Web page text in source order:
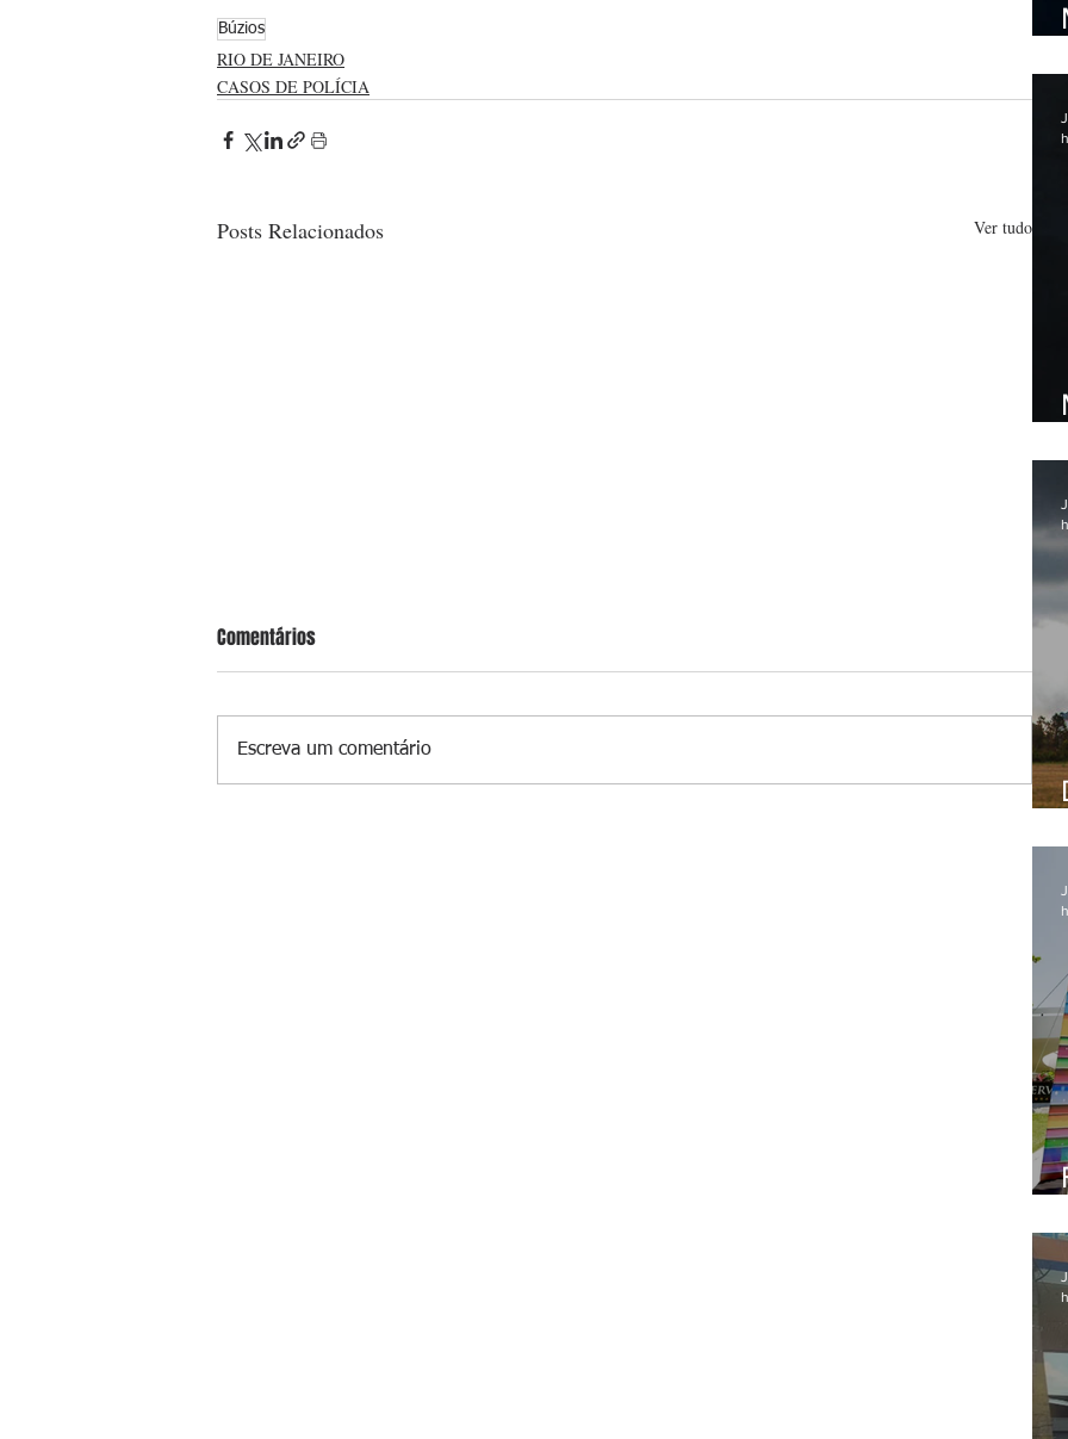
Búzios
RIO DE JANEIRO
CASOS DE POLÍCIA
Posts Relacionados Ver tudo
Comentários
Escreva um comentário